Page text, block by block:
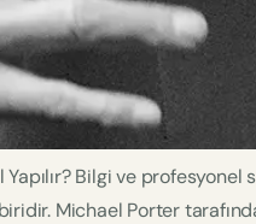
Yapılır? Bilgi ve
Michael Porter